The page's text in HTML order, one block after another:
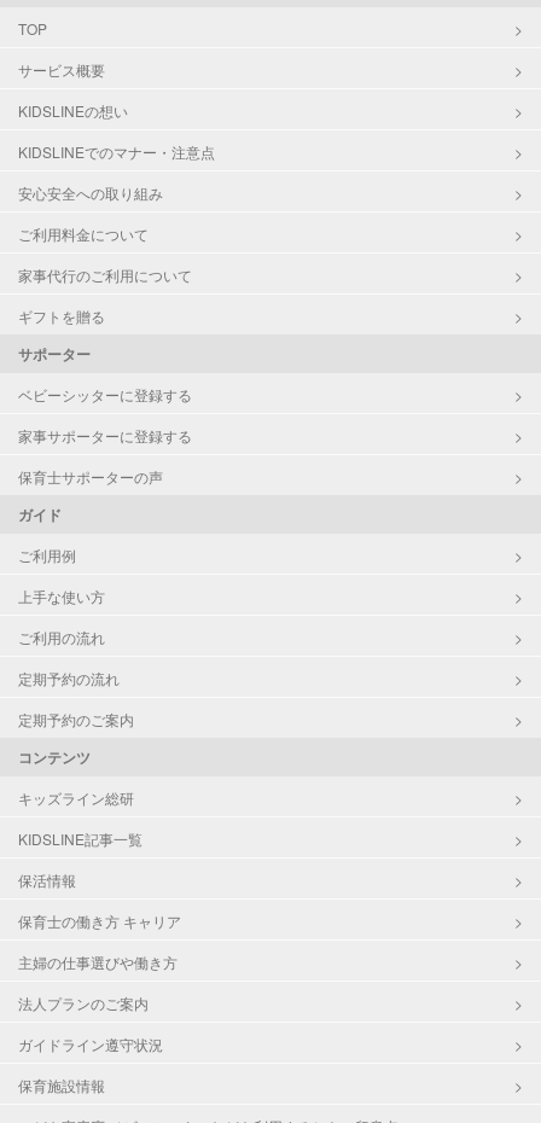
TOP
サービス概要
KIDSLINEの想い
KIDSLINEでのマナー・注意点
安心安全への取り組み
ご利用料金について
家事代行のご利用について
ギフトを贈る
サポーター
ベビーシッターに登録する
家事サポーターに登録する
保育士サポーターの声
ガイド
ご利用例
上手な使い方
ご利用の流れ
定期予約の流れ
定期予約のご案内
コンテンツ
キッズライン総研
KIDSLINE記事一覧
保活情報
保育士の働き方 キャリア
主婦の仕事選びや働き方
法人プランのご案内
ガイドライン遵守状況
保育施設情報